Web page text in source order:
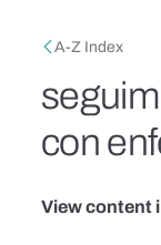
A-Z Index
con
View content